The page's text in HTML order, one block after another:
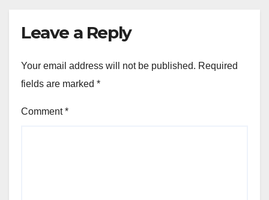
Leave a Reply
Your email address will not be published. Required
fields are marked *
Comment*